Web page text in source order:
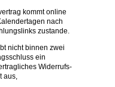
kommt online
nach
zustande.
nicht binnen zwei
ein
Widerrufs-
aus,